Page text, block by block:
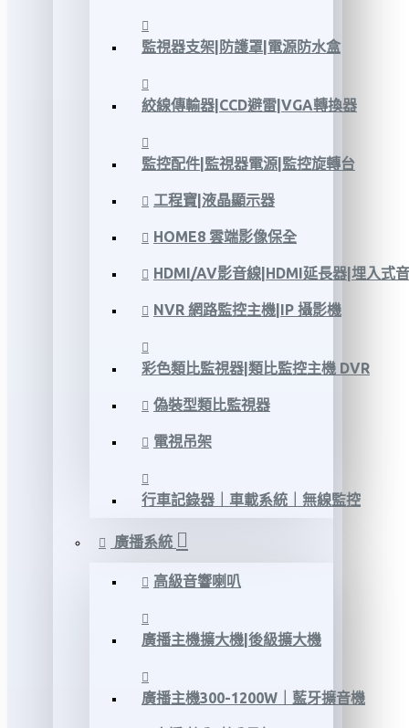
監視器支架|防護罩|電源防水盒
絞線傳輸器|CCD避雷|VGA轉換器
監控配件|監視器電源|監控旋轉台
工程寶|液晶顯示器
HOME8 雲端影像保全
HDMI/AV影音線|HDMI延長器|埋入式
NVR 網路監控主機|IP 攝影機
彩色類比監視器|類比監控主機 DVR
偽裝型類比監視器
電視吊架
行車記錄器｜車載系統｜無線監控
廣播系統
高級音響喇叭
廣播主機擴大機|後級擴大機
廣播主機300-1200W｜藍牙擴音機